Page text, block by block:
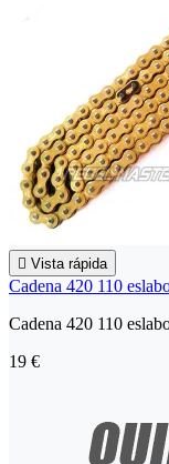
 Vista rápida
Cadena 420 110
Cadena 420 110
19 €